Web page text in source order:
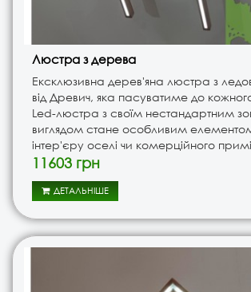
Люстра з дерева
Ексклюзивна дерев'яна люстра з
від Древич, яка пасуватиме до
Led-люстра з своїм нестандартним
виглядом стане особливим
інтер'єру оселі чи комерційного
Люстра з лед-підсвіткою дасть змогу
11603 грн
ДЕТАЛЬНІШЕ